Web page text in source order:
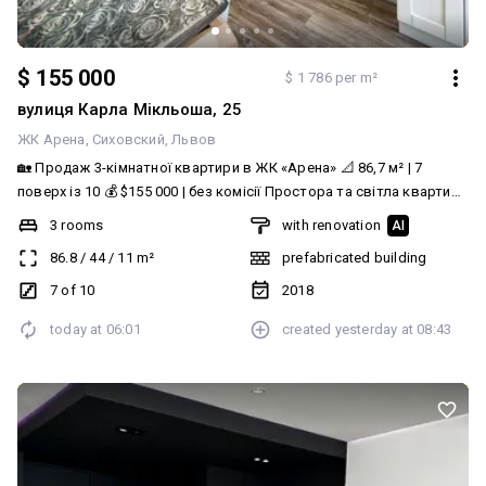
$ 155 000 $ 1 786 per m²
вулиця Карла Мікльоша, 25
ЖК Арена Сиховский Львов
🏡 Продаж 3-кімнатної квартири в ЖК «Арена» 📐 86,7 м² | 7
поверх із 10 💰 $155 000 | без комісії Простора та світла квартира
з трьома ізольованими кімнатами та роздільним санвузлом та
гардеробною- чудовий варіант для комфортного проживання
сім’ї. ▫️ індивідуальне газове опалення ▫️ підігрів підлоги ▫️ кухня з
натурального дуба ▫️ засклена лоджія ▫️ мармурові підвіконники ▫️
зовнішнім утепленням, закрита територія, в’їзд через шлагбаум.
відеоогляд квартири.
3 rooms
86.8/44/ 11 m²
7 of 10
with renovation AI
prefabricated building
2018
today at 06:01 created yesterday at 08:43